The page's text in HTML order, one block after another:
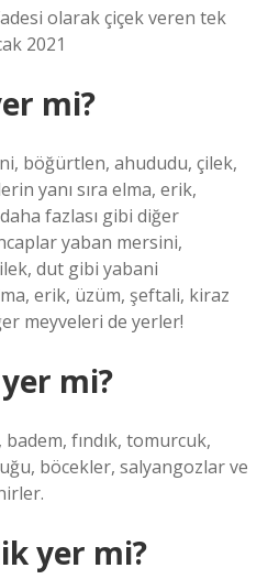
olarak çiçek veren tek
2021
mi?
böğürtlen, ahududu, çilek,
yanı sıra elma, erik,
fazlası gibi diğer
yaban mersini,
dut gibi yabani
erik, üzüm, şeftali, kiraz
meyveleri de yerler!
mi?
fındık, tomurcuk,
böcekler, salyangozlar ve
yer mi?